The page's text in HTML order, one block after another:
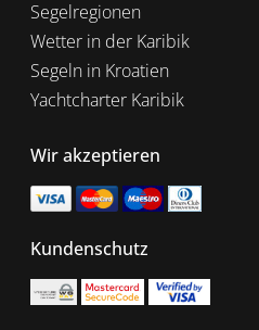
Segelregionen
Wetter in der Karibik
Segeln in Kroatien
Yachtcharter Karibik
Wir akzeptieren
Kundenschutz